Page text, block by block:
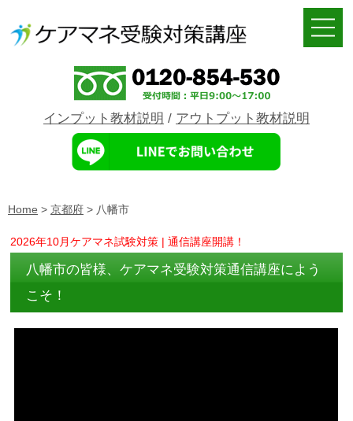
インプット教材説明 / アウトプット教材説明
Home > 京都府 > 八幡市
2026年10月ケアマネ試験対策 | 通信講座開講！
八幡市の皆様、ケアマネ受験対策通信講座によう
こそ！